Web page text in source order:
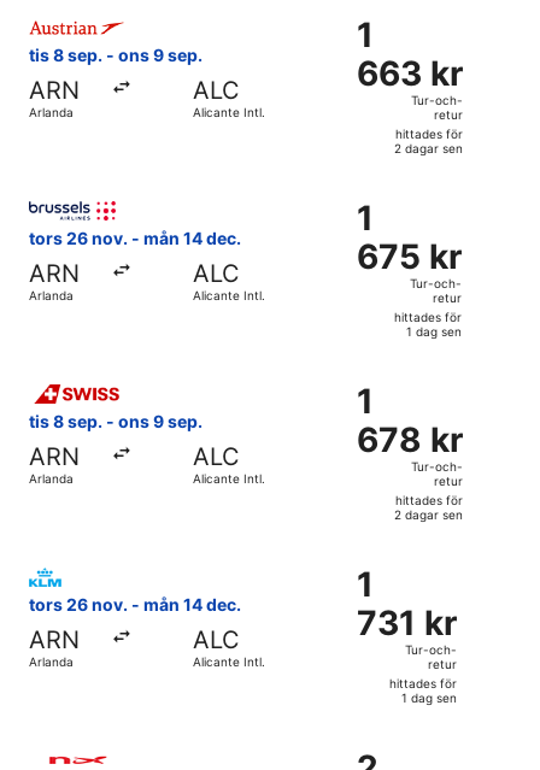
dag
sen
tis 8 sep. - ons 9 sep.
ARN
Arlanda
ALC
Alicante Intl.
1
663 kr
Tur-
retur,
hittades
dagar
sen
1
663 kr
Tur-och-
retur
hittades för
2 dagar sen
tors 26 nov. - mån 14 dec.
ARN
Arlanda
ALC
Alicante Intl.
1
675 kr
Tur-
retur,
hittades
dag
sen
1
675 kr
Tur-och-
retur
hittades för
1 dag sen
Välj flyg med Brussels Airlines, med avresa tors 26
tis 8 sep. - ons 9 sep.
ARN
Arlanda
ALC
Alicante Intl.
1
678 kr
Tur-
retur,
hittades
dagar
sen
1
678 kr
Tur-och-
retur
hittades för
2 dagar sen
Välj flyg med Swiss International Air Lines, med avresa
tors 26 nov. - mån 14 dec.
ARN
Arlanda
ALC
Alicante Intl.
1
731 kr
Tur-
retur,
hittades
1
731 kr
Tur-och-
retur
hittades för
1 dag sen
Välj flyg med KLM, med avresa tors 26 nov. från
2